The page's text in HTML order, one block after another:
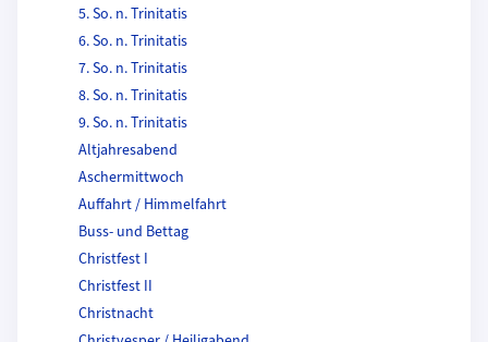
5. So. n. Trinitatis
6. So. n. Trinitatis
7. So. n. Trinitatis
8. So. n. Trinitatis
9. So. n. Trinitatis
Altjahresabend
Aschermittwoch
Auffahrt / Himmelfahrt
Buss- und Bettag
Christfest I
Christfest II
Christnacht